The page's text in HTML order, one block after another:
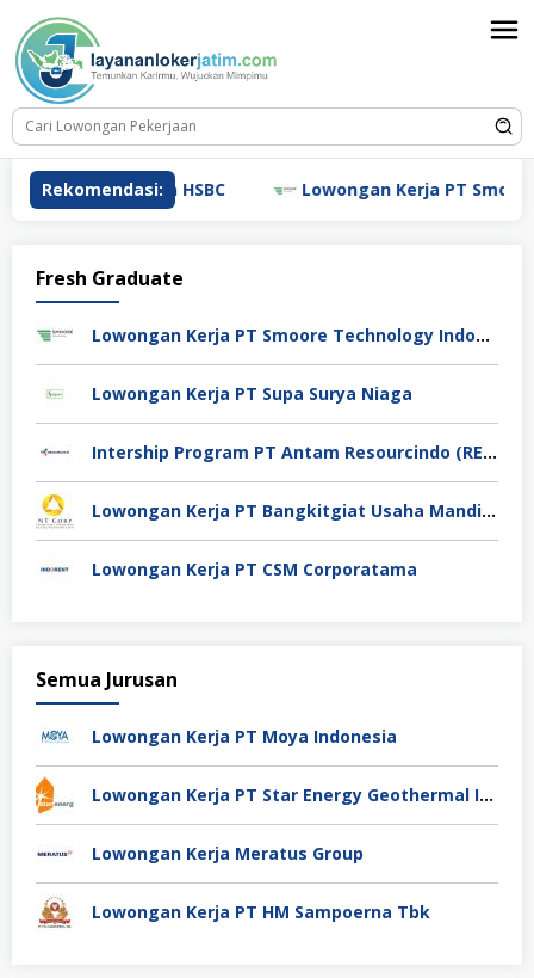
konten
Rekomendasi:
Lowongan Kerja HSBC Lowongan Kerja PT Smoore
Fresh Graduate
Lowongan Kerja PT Smoore Technology Indonesia
Lowongan Kerja PT Supa Surya Niaga
Intership Program PT Antam Resourcindo (RESOURCES ID)
Lowongan Kerja PT Bangkitgiat Usaha Mandiri (NT Corp)
Lowongan Kerja PT CSM Corporatama
Semua Jurusan
Lowongan Kerja PT Moya Indonesia
Lowongan Kerja PT Star Energy Geothermal Indonesia
Lowongan Kerja Meratus Group
Lowongan Kerja PT HM Sampoerna Tbk